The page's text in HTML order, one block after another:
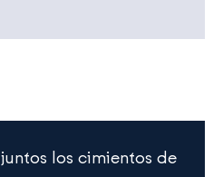
los cimientos de